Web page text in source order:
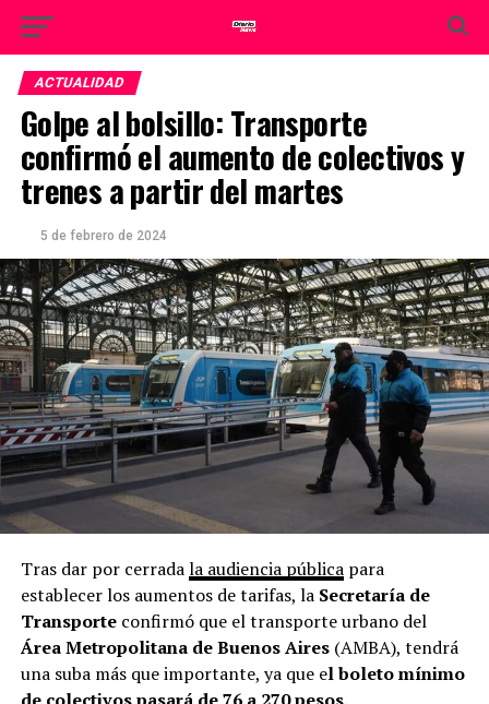
ACTUALIDAD
Golpe al bolsillo: Transporte
confirmó el aumento de colectivos y
trenes a partir del martes
5 de febrero de 2024
Tras dar por cerradala audiencia públicapara
establecer los aumentos de tarifas, la Secretaría de
Transporteconfirmó que el transporte urbano del
Área Metropolitana de Buenos Aires(AMBA), tendrá
una suba más que importante, ya que el boleto mínimo